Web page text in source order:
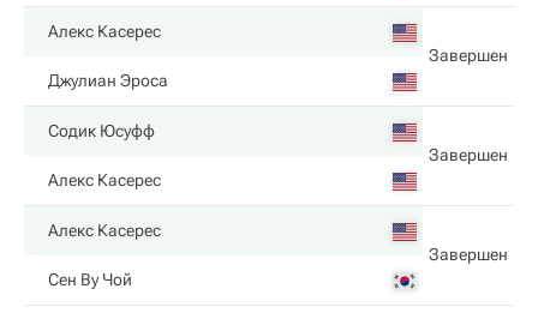
Алекс Касерес
Завершен
Джулиан Эроса
Содик Юсуфф
Завершен
Алекс Касерес
Алекс Касерес
Завершен
Сен Ву Чой